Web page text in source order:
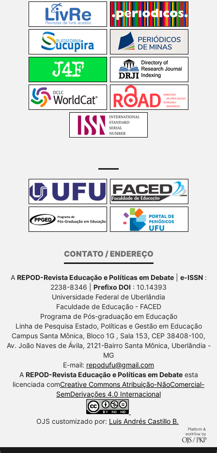
CONTATO / ENDEREÇO
A REPOD-Revista Educação e Políticas em Debate| e-ISSN:
2238-8346 | Prefixo DOI : 10.14393
Universidade Federal de Uberlândia
Faculdade de Educação - FACED
Programa de Pós-graduação em Educação
Linha de Pesquisa Estado, Políticas e Gestão em Educação
Campus Santa Mônica, Bloco 1G , Sala 153, CEP 38408-100,
Av. João Naves de Ávila, 2121-Bairro Santa Mônica, Uberlândia -
MG
E-mail: repodufu@gmail.com
A REPOD-Revista Educação e Políticas em Debateesta
licenciada comCreative Commons Atribuição-NãoComercial-
SemDerivações 4.0 Internacional
OJS customizado por: Luis Andrés Castillo B.